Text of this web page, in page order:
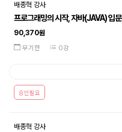
배종혁 강사
프로그래밍의 시작, 자바(JAVA) 입문
90,370원
무기한 0강
승인필요
배종혁 강사